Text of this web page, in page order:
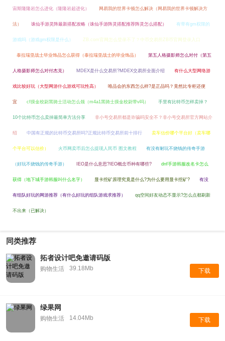
宙斯隆隆岩怎么进化（隆隆岩超进化） 网易我的世界卡顿怎么解决（网易我的世界卡顿解决方
法） 诛仙手游灵阵最新搭配攻略（诛仙手游阵灵搭配推荐阵灵怎么搭配） 有带有gm权限的
游戏吗（游戏gm权限是什么） ZB.com官网怎么登录不了？中币交易所ZB币官网登录入口
泰拉瑞亚战士毕业饰品怎么获得（泰拉瑞亚战士的毕业饰品） 第五人格摄影师怎么对付（第五
人格摄影师怎么对付杰克） MDEX是什么交易所?MDEX交易所全面介绍 有什么大型网络游
戏比较好玩（大型网游什么游戏可玩性高） 唯品会的东西怎么样?是正品吗？竟然比专柜还便
宜 cf摸金校尉黑骑士活动怎么领（m4a1黑骑士摸金校尉带v吗） 手里有比特币怎样卖掉？
10个比特币怎么卖掉最简单方法分享 非小号交易所都是诈骗吗安全不？非小号交易所官方网站介
绍 中国有正规的比特币交易所吗?正规比特币交易所前十排行 卖车估价哪个平台好（卖车哪
个平台可以估价） 火币网卖币后怎么提现人民币 图文教程 有没有耐玩不烧钱的传奇手游
（好玩不烧钱的传奇手游） IEO是什么意思?IEO概念币种有哪些? dnf手游韩服改名卡怎么
获得（地下城手游韩服叫什么名字） 显卡挖矿原理究竟是什么?为什么要用显卡挖矿? 有没
有组队好玩的网游推荐（有什么好玩的组队游戏求推荐） qq空间好友动态不显示?怎么点都刷新
不出来（已解决）
同类推荐
拓者设计吧免邀请码版
购物生活 39.18Mb 下载
绿果网
购物生活 14.04Mb 下载